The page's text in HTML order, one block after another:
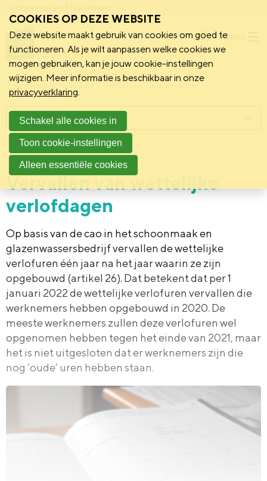
Menu
Schoonmakend Nederland
Praktijk 27 september 2021
Vervallen van wettelijke
verlofdagen
Op basis van de cao in het schoonmaak en
glazenwassersbedrijf vervallen de wettelijke
verlofuren één jaar na het jaar waarin ze zijn
opgebouwd (artikel 26). Dat betekent dat per 1
januari 2022 de wettelijke verlofuren vervallen die
werknemers hebben opgebouwd in 2020. De
meeste werknemers zullen deze verlofuren wel
opgenomen hebben tegen het einde van 2021, maar
het is niet uitgesloten dat er werknemers zijn die
nog ’oude’ uren hebben staan.
Menu
COOKIES OP DEZE WEBSITE
Deze website maakt gebruik van cookies om goed te
functioneren. Als je wilt aanpassen welke cookies we
mogen gebruiken, kan je jouw cookie-instellingen
wijzigen. Meer informatie is beschikbaar in onze
privacyverklaring.
Schakel alle cookies in
Toon cookie-instellingen
Alleen essentiële cookies